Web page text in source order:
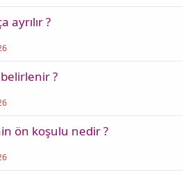
ayrılır ?
?
ön koşulu nedir ?